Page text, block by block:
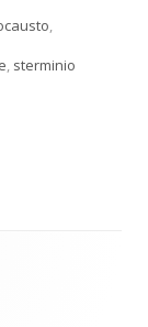
,
, sterminio